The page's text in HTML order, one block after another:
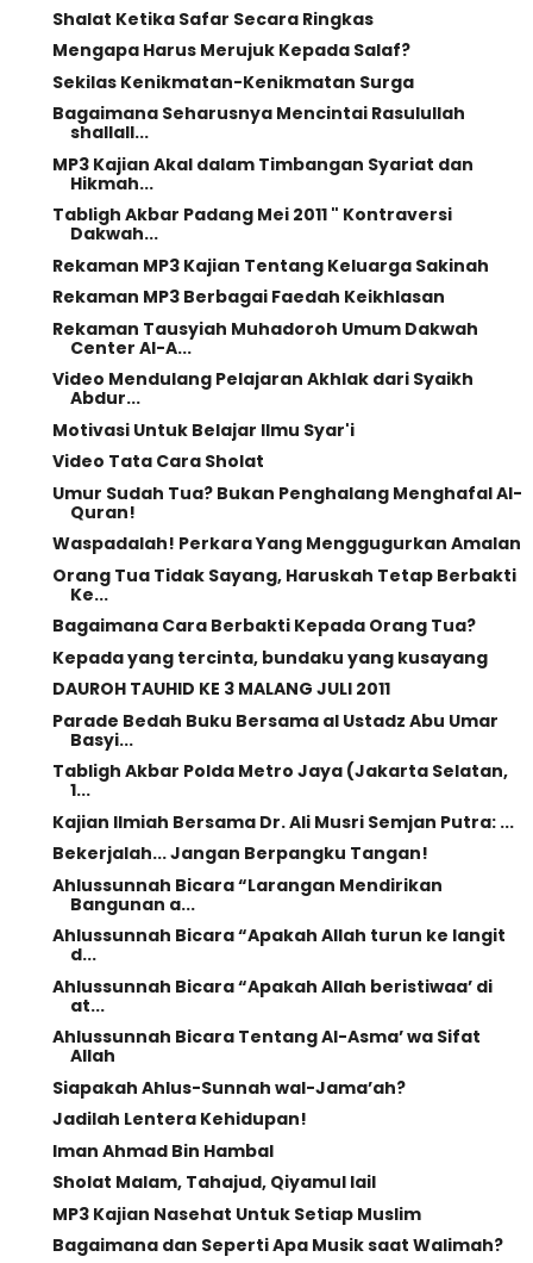
Shalat Ketika Safar Secara Ringkas
Mengapa Harus Merujuk Kepada Salaf?
Sekilas Kenikmatan-Kenikmatan Surga
Bagaimana Seharusnya Mencintai Rasulullah
shallall...
MP3 Kajian Akal dalam Timbangan Syariat dan
Hikmah...
Tabligh Akbar Padang Mei 2011 " Kontraversi
Dakwah...
Rekaman MP3 Kajian Tentang Keluarga Sakinah
Rekaman MP3 Berbagai Faedah Keikhlasan
Rekaman Tausyiah Muhadoroh Umum Dakwah
Center Al-A...
Video Mendulang Pelajaran Akhlak dari Syaikh
Abdur...
Motivasi Untuk Belajar Ilmu Syar'i
Video Tata Cara Sholat
Umur Sudah Tua? Bukan Penghalang Menghafal Al-
Quran!
Waspadalah! Perkara Yang Menggugurkan Amalan
Orang Tua Tidak Sayang, Haruskah Tetap Berbakti
Ke...
Bagaimana Cara Berbakti Kepada Orang Tua?
Kepada yang tercinta, bundaku yang kusayang
DAUROH TAUHID KE 3 MALANG JULI 2011
Parade Bedah Buku Bersama al Ustadz Abu Umar
Basyi...
Tabligh Akbar Polda Metro Jaya (Jakarta Selatan,
1...
Kajian Ilmiah Bersama Dr. Ali Musri Semjan Putra: ...
Bekerjalah... Jangan Berpangku Tangan!
Ahlussunnah Bicara “Larangan Mendirikan
Bangunan a...
Ahlussunnah Bicara “Apakah Allah turun ke langit
d...
Ahlussunnah Bicara “Apakah Allah beristiwaa’ di
at...
Ahlussunnah Bicara Tentang Al-Asma’ wa Sifat
Allah
Siapakah Ahlus-Sunnah wal-Jama’ah?
Jadilah Lentera Kehidupan!
Iman Ahmad Bin Hambal
Sholat Malam, Tahajud, Qiyamul lail
MP3 Kajian Nasehat Untuk Setiap Muslim
Bagaimana dan Seperti Apa Musik saat Walimah?